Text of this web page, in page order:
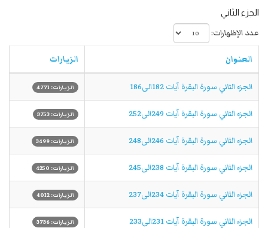
الجزء الثاني
عدد الإظهارات:
العنوان الزيارات
الجزء الثاني سورة البقرة آیات 182الی186 الزيارات: 4771
الجزء الثاني سورة البقرة آیات 249الی252 الزيارات: 3753
الجزء الثاني سورة البقرة آیات 246الی248 الزيارات: 3499
الجزء الثاني سورة البقرة آیات 238الی245 الزيارات: 4250
الجزء الثاني سورة البقرة آیات 234الی237 الزيارات: 4012
الجزء الثاني سورة البقرة آیات 231الی233 الزيارات: 3736